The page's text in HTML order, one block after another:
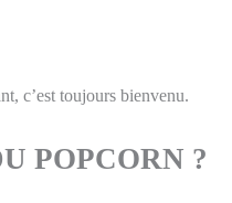
c’est toujours bienvenu.
POPCORN ?